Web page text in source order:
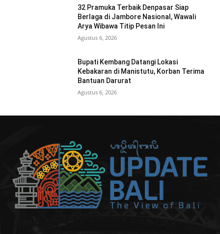
32 Pramuka Terbaik Denpasar Siap
Berlaga di Jambore Nasional, Wawali
Arya Wibawa Titip Pesan Ini
Agustus 6, 2026
Bupati Kembang Datangi Lokasi
Kebakaran di Manistutu, Korban Terima
Bantuan Darurat
Agustus 6, 2026